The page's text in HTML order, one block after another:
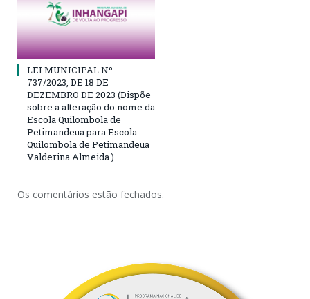
LEI MUNICIPAL Nº
737/2023, DE 18 DE
DEZEMBRO DE 2023 (Dispõe
sobre a alteração do nome da
Escola Quilombola de
Petimandeua para Escola
Quilombola de Petimandeua
Valderina Almeida.)
Os comentários estão fechados.